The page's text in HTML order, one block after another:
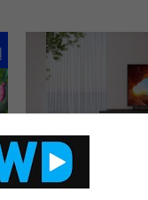
NIEUWS BEELD